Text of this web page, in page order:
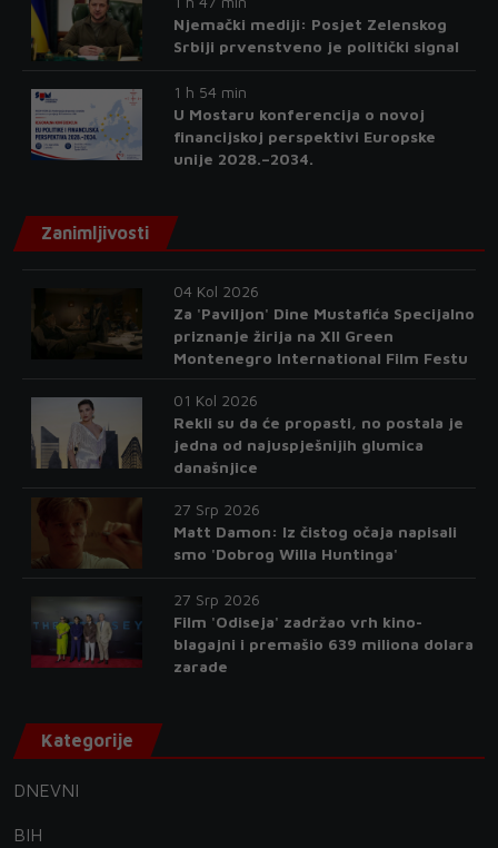
Njemački mediji: Posjet Zelenskog
Srbiji prvenstveno je politički signal
1 h 54 min
U Mostaru konferencija o novoj
financijskoj perspektivi Europske
unije 2028.–2034.
Zanimljivosti
04 Kol 2026
Za 'Paviljon' Dine Mustafića Specijalno
priznanje žirija na XII Green
Montenegro International Film Festu
01 Kol 2026
Rekli su da će propasti, no postala je
jedna od najuspješnijih glumica
današnjice
27 Srp 2026
Matt Damon: Iz čistog očaja napisali
smo 'Dobrog Willa Huntinga'
27 Srp 2026
Film 'Odiseja' zadržao vrh kino-
blagajni i premašio 639 miliona dolara
zarade
Kategorije
DNEVNI
BIH